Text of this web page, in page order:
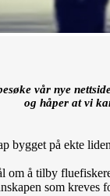
vår nye
og håper at vi
bygget på ekte
å tilby
som